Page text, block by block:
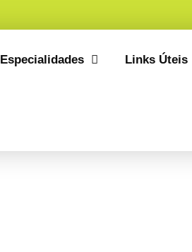
Especialidades Links Úteis